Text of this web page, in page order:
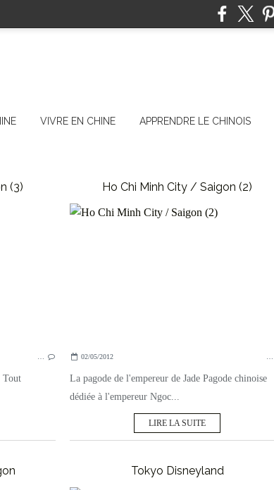
VIVRE EN CHINE APPRENDRE LE CHINOIS
(3)
VIETNAM
Tout
Ho Chi Minh City / Saigon (2)
02/05/2012
La pagode de l'empereur de Jade Pagode chinoise
dédiée à l'empereur Ngoc...
LIRE LA SUITE
Tokyo Disneyland